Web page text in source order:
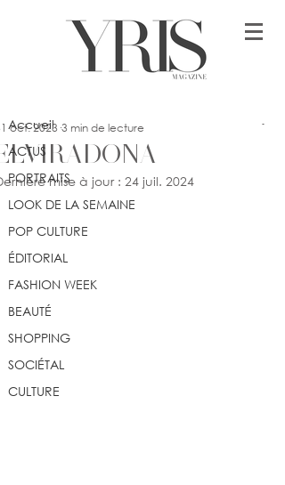
Accueil
ACTUS
PORTRAITS
LOOK DE LA SEMAINE
POP CULTURE
ÉDITORIAL
FASHION WEEK
BEAUTÉ
SHOPPING
SOCIÉTAL
CULTURE
oct. 2023 3 min de lecture
mise à jour : 24 juil. 2024